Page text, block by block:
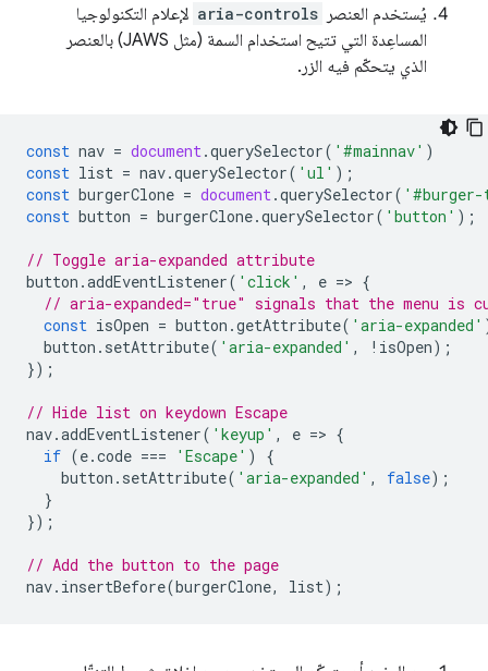
يُستخدم العنصر aria-controls لإعلام التكنولوجيا
المساعِدة التي تتيح استخدام السمة (مثل JAWS) بالعنصر
الذي يتحكّم فيه الزر.
const nav = document .querySelector( '#mainnav' )
const list = nav.querySelector( 'ul' );
const burgerClone = document .querySelector(
const button = burgerClone.querySelector( 'button' );
// Toggle aria-expanded attribute
button .addEventListener( 'click' , e => {
// aria-expanded="true" signals that the menu is
const isOpen = button .getAttribute( 'aria-expanded'
button . setAttribute( 'aria-expanded' , ! isOpen);
});
// Hide list on keydown Escape
nav.addEventListener( 'keyup' , e => {
if (e.code === 'Escape' )
{
button . setAttribute( 'aria-expanded' , false);
}
});
// Add the button to the page
nav. insertBefore(burgerClone, list);